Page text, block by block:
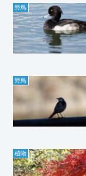
野鳥
野鳥
植物